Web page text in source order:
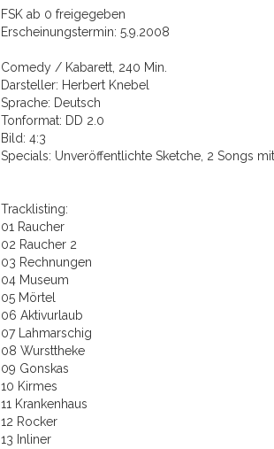
FSK ab 0 freigegeben
Erscheinungstermin: 5.9.2008
Comedy / Kabarett, 240 Min.
Darsteller: Herbert Knebel
Sprache: Deutsch
Tonformat: DD 2.0
Bild: 4:3
Specials: Unveröffentlichte Sketche, 2 Songs
Tracklisting:
01 Raucher
02 Raucher 2
03 Rechnungen
04 Museum
05 Mörtel
06 Aktivurlaub
07 Lahmarschig
08 Wursttheke
09 Gonskas
10 Kirmes
11 Krankenhaus
12 Rocker
13 Inliner